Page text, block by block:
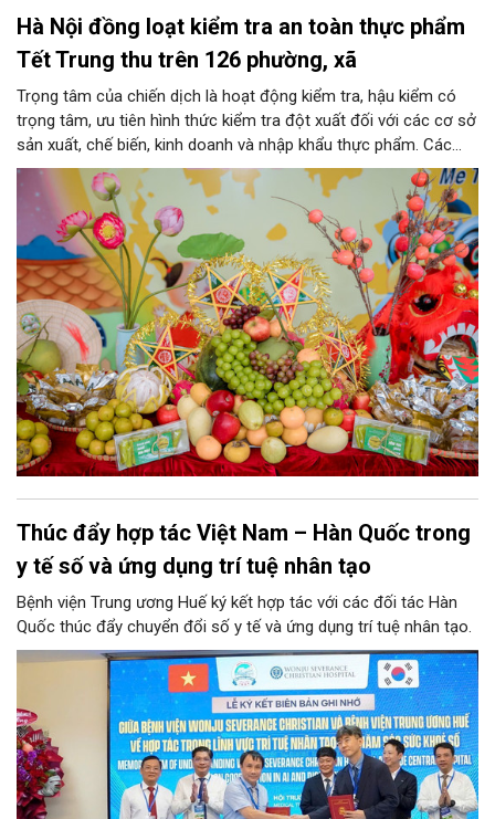
Hà Nội đồng loạt kiểm tra an toàn thực phẩm
Tết Trung thu trên 126 phường, xã
Trọng tâm của chiến dịch là hoạt động kiểm tra, hậu kiểm có
trọng tâm, ưu tiên hình thức kiểm tra đột xuất đối với các cơ sở
sản xuất, chế biến, kinh doanh và nhập khẩu thực phẩm. Các
nhóm mặt hàng tiêu thụ mạnh như bánh Trung thu, bánh mứt
kẹo, rượu, bia, nước giải khát, phụ gia thực phẩm...
Thúc đẩy hợp tác Việt Nam – Hàn Quốc trong
y tế số và ứng dụng trí tuệ nhân tạo
Bệnh viện Trung ương Huế ký kết hợp tác với các đối tác Hàn
Quốc thúc đẩy chuyển đổi số y tế và ứng dụng trí tuệ nhân tạo.